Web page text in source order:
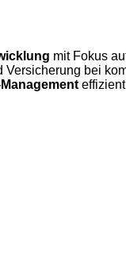
mit Fokus
bei